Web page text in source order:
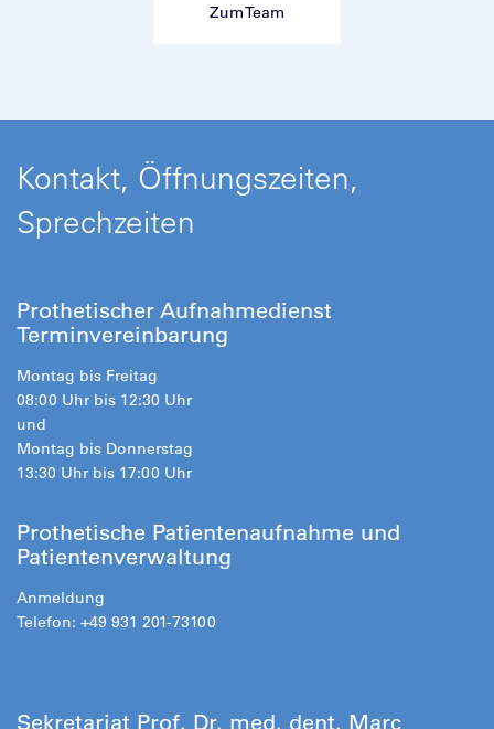
Zum Team
Kontakt, Öffnungszeiten,
Sprechzeiten
Prothetischer Aufnahmedienst
Terminvereinbarung
Montag bis Freitag
08:00 Uhr bis 12:30 Uhr
und
Montag bis Donnerstag
13:30 Uhr bis 17:00 Uhr
Prothetische Patientenaufnahme und
Patientenverwaltung
Anmeldung
Telefon: +49 931 201-73100
Sekretariat Prof. Dr. med. dent. Marc